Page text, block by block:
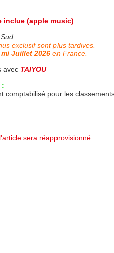
inclue (apple music)
exclusif sont plus tardives.
mi Juillet 2026 en France.
avec TAIYOU
:
comptabilisé pour les
sera réapprovisionné